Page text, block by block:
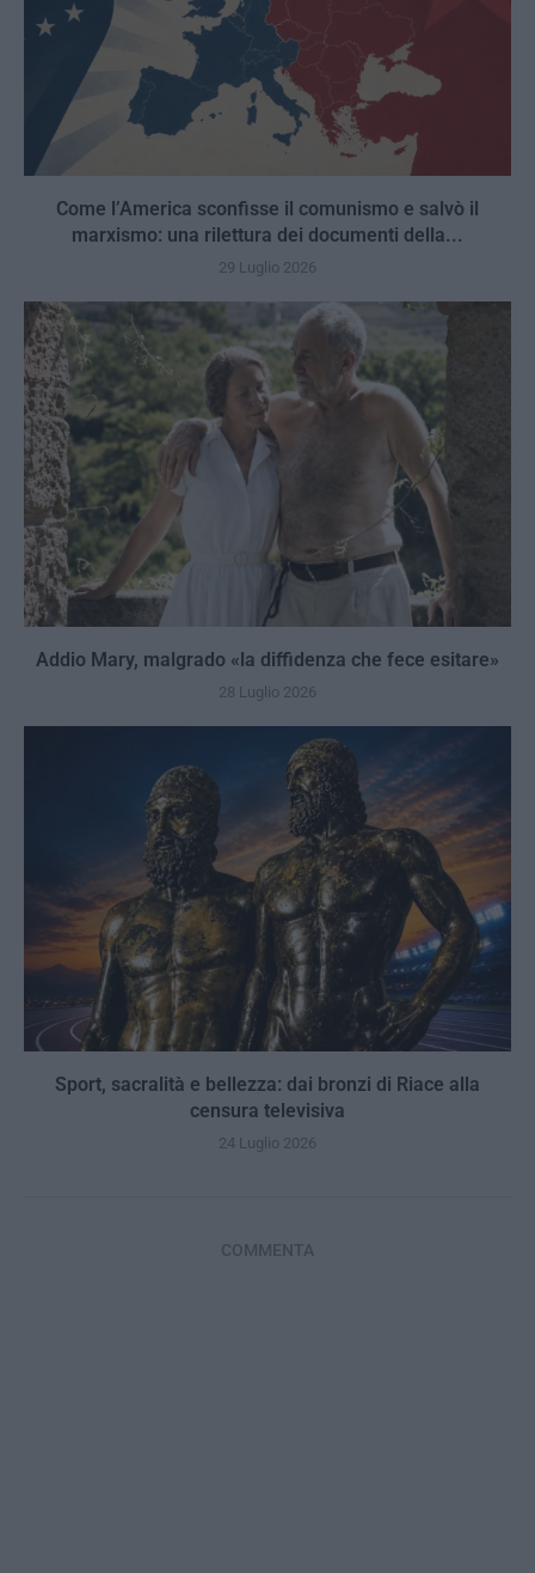
Come l’America sconfisse il comunismo e salvò il
marxismo: una rilettura dei documenti della...
29 Luglio 2026
Addio Mary, malgrado «la diffidenza che fece esitare»
28 Luglio 2026
Sport, sacralità e bellezza: dai bronzi di Riace alla
censura televisiva
24 Luglio 2026
COMMENTA